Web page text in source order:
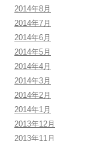
2014年8月
2014年7月
2014年6月
2014年5月
2014年4月
2014年3月
2014年2月
2014年1月
2013年12月
2013年11月